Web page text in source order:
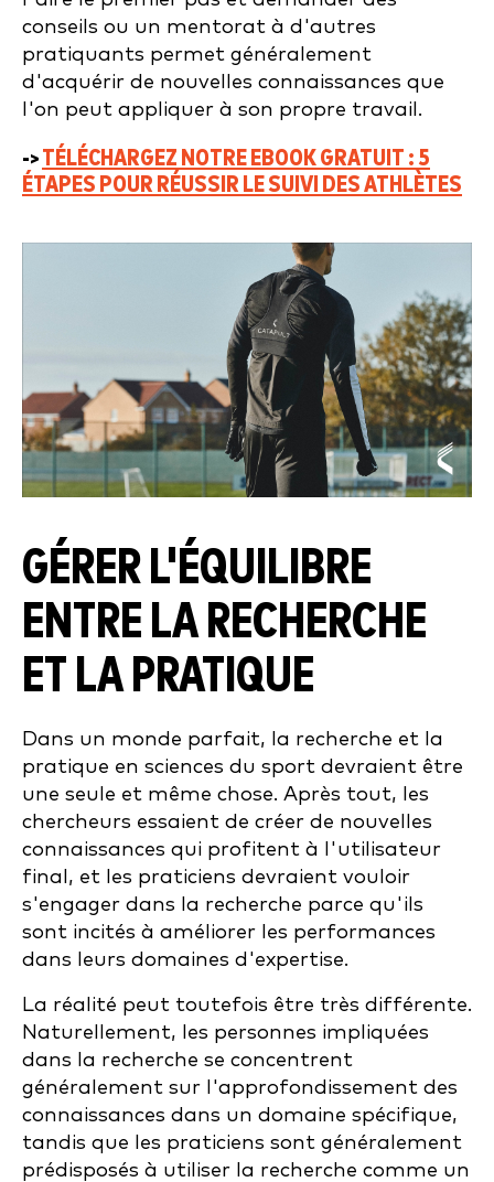
conseils ou un mentorat à d'autres
pratiquants permet généralement
d'acquérir de nouvelles connaissances que
l'on peut appliquer à son propre travail.
->TÉLÉCHARGEZ NOTRE EBOOK GRATUIT : 5
ÉTAPES POUR RÉUSSIR LE SUIVI DES ATHLÈTES
GÉRER L'ÉQUILIBRE
ENTRE LA RECHERCHE
ET LA PRATIQUE
Dans un monde parfait, la recherche et la
pratique en sciences du sport devraient être
une seule et même chose. Après tout, les
chercheurs essaient de créer de nouvelles
connaissances qui profitent à l'utilisateur
final, et les praticiens devraient vouloir
s'engager dans la recherche parce qu'ils
sont incités à améliorer les performances
dans leurs domaines d'expertise.
La réalité peut toutefois être très différente.
Naturellement, les personnes impliquées
dans la recherche se concentrent
généralement sur l'approfondissement des
connaissances dans un domaine spécifique,
tandis que les praticiens sont généralement
prédisposés à utiliser la recherche comme un